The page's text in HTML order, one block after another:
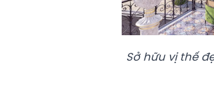
Sở hữu vị thế